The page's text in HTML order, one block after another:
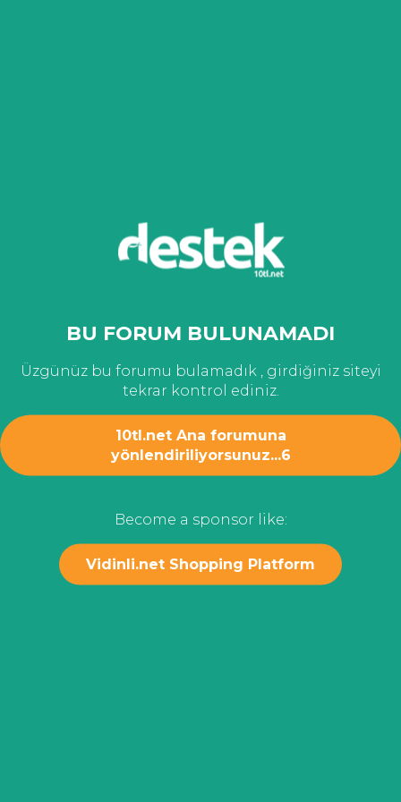
BU FORUM BULUNAMADI
Üzgünüz bu forumu bulamadık , girdiğiniz siteyi
tekrar kontrol ediniz.
10tl.net Ana forumuna
yönlendiriliyorsunuz...6
Become a sponsor like:
Vidinli.net Shopping Platform